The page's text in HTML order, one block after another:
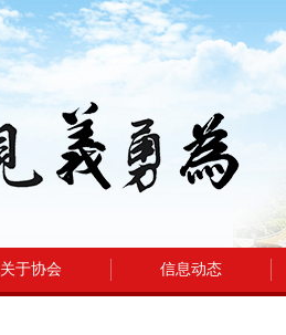
关于协会 信息动态